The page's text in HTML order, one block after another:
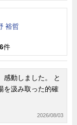
裕哲
件
感動しました。 と
を汲み取った的確
2026/08/03